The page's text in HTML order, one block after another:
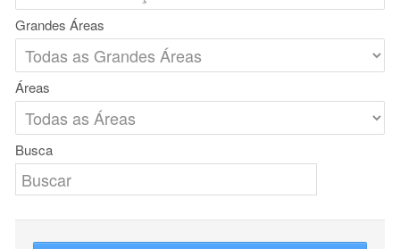
Grandes Áreas
Áreas
Busca